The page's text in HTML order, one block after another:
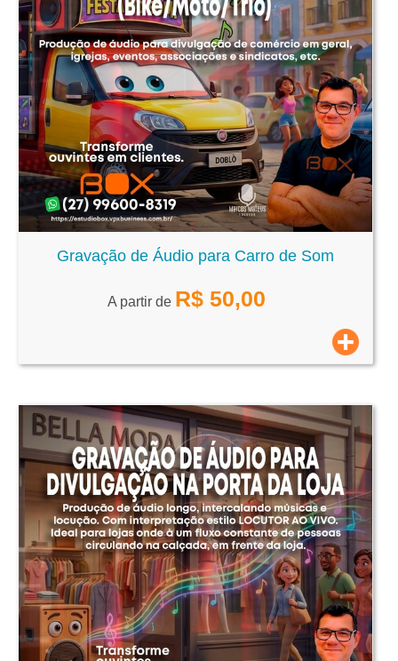
Gravação de Áudio para Carro de Som
A partir de R$ 50,00